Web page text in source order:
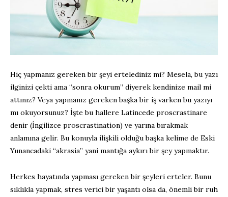
Hiç yapmanız gereken bir şeyi ertelediniz mi? Mesela, bu yazı
ilginizi çekti ama “sonra okurum” diyerek kendinize mail mi
attınız? Veya yapmanız gereken başka bir iş varken bu yazıyı
mı okuyorsunuz? İşte bu hallere Latincede proscrastinare
denir (İngilizce proscrastination) ve yarına bırakmak
anlamına gelir. Bu konuyla ilişkili olduğu başka kelime de Eski
Yunancadaki “akrasia” yani mantığa aykırı bir şey yapmaktır.
Herkes hayatında yapması gereken bir şeyleri erteler. Bunu
sıklıkla yapmak, stres verici bir yaşantı olsa da, önemli bir ruh